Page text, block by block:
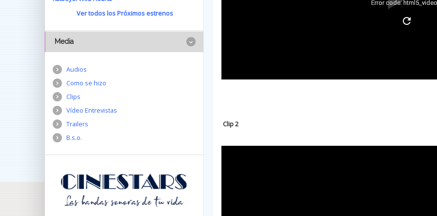
Error code:
Clip 2
Ver todos los Próximos estrenos
Media
Audios
Como se hizo
Clips
Vídeo Entrevistas
Trailers
B.s.o.